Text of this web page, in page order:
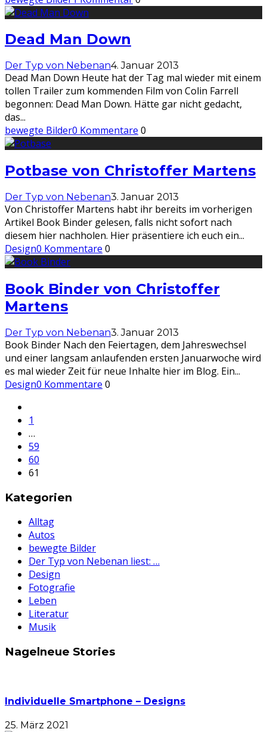
Dead Man Down
Der Typ von Nebenan4. Januar 2013
Dead Man Down Heute hat der Tag mal wieder mit einem
tollen Trailer zum kommenden Film von Colin Farrell
begonnen: Dead Man Down. Hätte gar nicht gedacht,
das...
bewegte Bilder0 Kommentare 0
Potbase von Christoffer Martens
Der Typ von Nebenan3. Januar 2013
Von Christoffer Martens habt ihr bereits im vorherigen
Artikel Book Binder gelesen, falls nicht sofort nach
diesem hier nachholen. Hier präsentiere ich euch ein...
Design0 Kommentare 0
Book Binder von Christoffer
Martens
Der Typ von Nebenan3. Januar 2013
Book Binder Nach den Feiertagen, dem Jahreswechsel
und einer langsam anlaufenden ersten Januarwoche wird
es mal wieder Zeit für neue Inhalte hier im Blog. Ein...
Design0 Kommentare 0
1
…
59
60
61
Kategorien
Alltag
Autos
bewegte Bilder
Der Typ von Nebenan liest: …
Design
Fotografie
Leben
Literatur
Musik
Nagelneue Stories
Individuelle Smartphone – Designs
25. März 2021